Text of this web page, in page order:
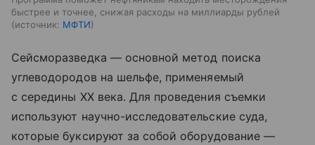
быстрее и точнее, снижая расходы на миллиарды рублей
источник: МФТИ
Сейсморазведка — основной метод поиска
углеводородов на шельфе, применяемый
с середины XX века. Для проведения съемки
используют научно-исследовательские суда,
которые буксируют за собой оборудование —